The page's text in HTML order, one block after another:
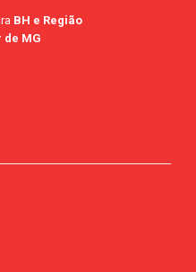
BH e Região
MG